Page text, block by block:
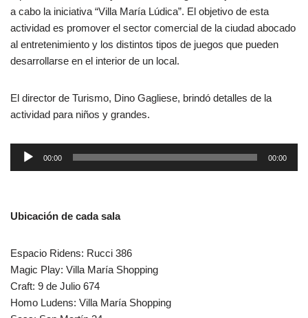
a cabo la iniciativa “Villa María Lúdica”. El objetivo de esta
actividad es promover el sector comercial de la ciudad abocado
al entretenimiento y los distintos tipos de juegos que pueden
desarrollarse en el interior de un local.
El director de Turismo, Dino Gagliese, brindó detalles de la
actividad para niños y grandes.
o
u
c
t
o
00:00 00:00
Ubicación de cada sala
Espacio Ridens: Rucci 386
Magic Play: Villa María Shopping
Craft: 9 de Julio 674
Homo Ludens: Villa María Shopping